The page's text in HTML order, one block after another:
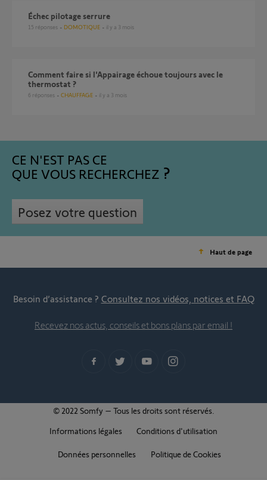
Échec pilotage serrure
15 réponses DOMOTIQUE il y a 3 mois
Comment faire si l'Appairage échoue toujours avec le
thermostat ?
6 réponses CHAUFFAGE il y a 3 mois
CE N'EST PAS CE
QUE VOUS RECHERCHEZ
Posez votre question
Haut de page
Besoin d’assistance ? Consultez nos vidéos, notices et FAQ
Recevez nos actus, conseils et bons plans par email !
© 2022 Somfy – Tous les droits sont réservés.
Informations légales
Conditions d'utilisation
Données personnelles Politique de Cookies